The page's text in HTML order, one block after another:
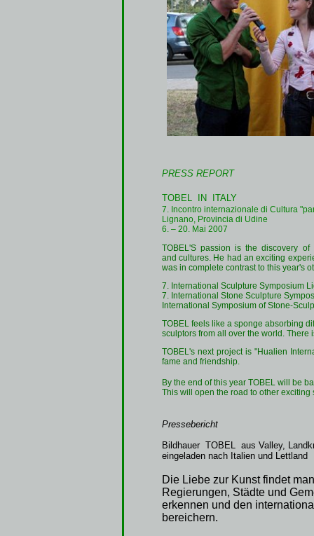
PRESS REPORT
TOBEL IN ITALY
7. Incontro internazionale di Cultura
Lignano, Provincia di Udine
6. – 20. Mai 2007
TOBEL'S passion is the discovery
and cultures. He had an exciting
was in complete contrast to this year's
7. International Sculpture Symposium
7. International Stone Sculpture
International Symposium of Stone-
TOBEL feels like a sponge absorbing
sculptors from all over the world.
TOBEL's next project is "Hualien
fame and friendship.
By the end of this year TOBEL will be
This will open the road to other exciting
Pressebericht
Bildhauer TOBEL aus Valley,
eingeladen nach Italien und Lettland
Die Liebe zur Kunst findet
Regierungen, Städte und
erkennen und den
bereichern.